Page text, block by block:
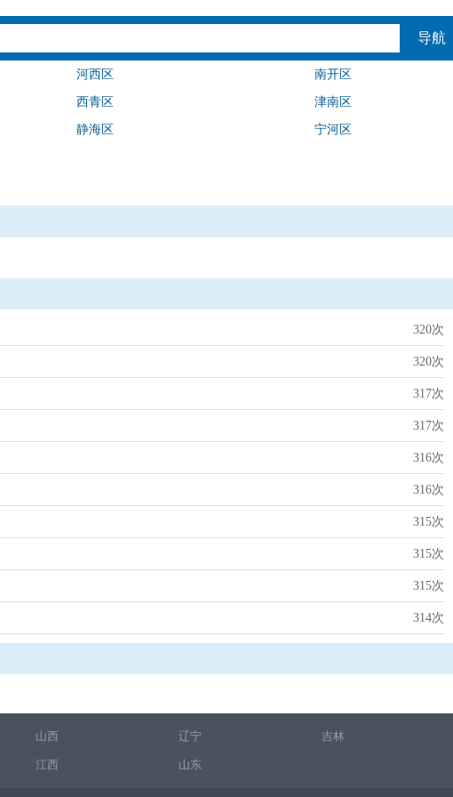
导航
河西区 南开区
西青区 津南区
静海区 宁河区
320次
320次
317次
317次
316次
316次
315次
315次
315次
314次
山西 辽宁 吉林
江西 山东